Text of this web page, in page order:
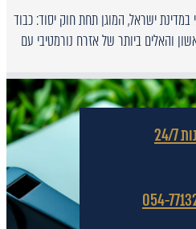
ישראל, המוגן תחת חוק יסוד: כבוד
והאלים ביותר של אזרח נורמטיבי עם
24/7
054-